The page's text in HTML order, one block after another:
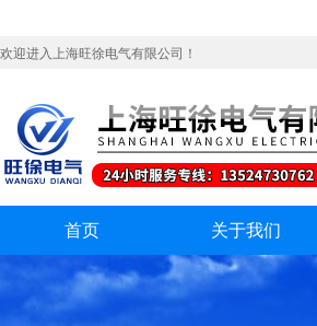
欢迎进入上海旺徐电气有限公司！
首页 关于我们